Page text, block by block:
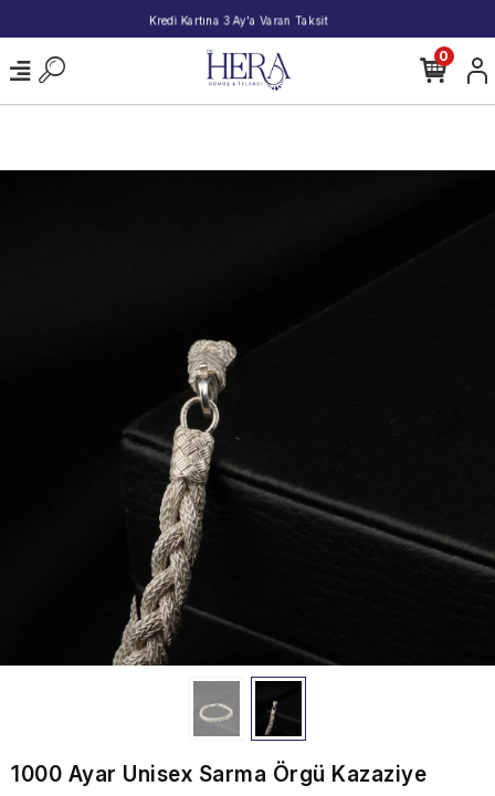
2000 TL ve Üzeri Alışverişlerde Kargo Bedava!
0
1000 Ayar Unisex Sarma Örgü Kazaziye